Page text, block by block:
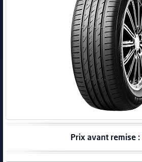
Prix avant remise :